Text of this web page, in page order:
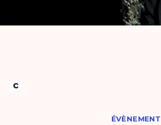
ÉVÈNEMENT